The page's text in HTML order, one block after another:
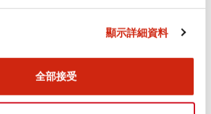
顯示詳細資料
全部接受